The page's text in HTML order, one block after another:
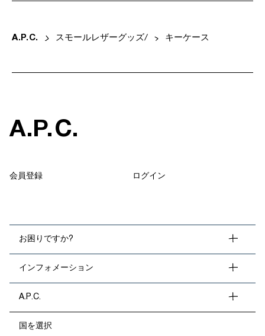
A. P. C. スモールレザーグッズ キーケース
A.P.C.
会員登録 ログイン
お困りですか?
インフォメーション
A.P.C.
国を選択